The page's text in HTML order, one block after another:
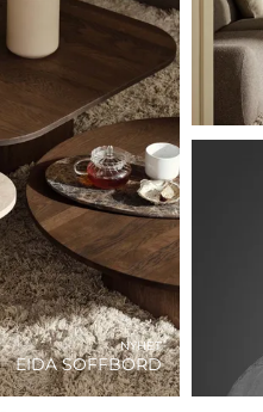
NYHET
EIDA SOFFBORD